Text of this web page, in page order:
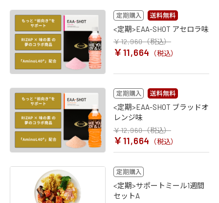
<定期>EAA-SHOT アセロラ味
￥12,960（税込）
￥11,664 （税込）
<定期>EAA-SHOT ブラッドオ
レンジ味
￥12,960（税込）
￥11,664 （税込）
<定期>サポートミール1週間
セットA